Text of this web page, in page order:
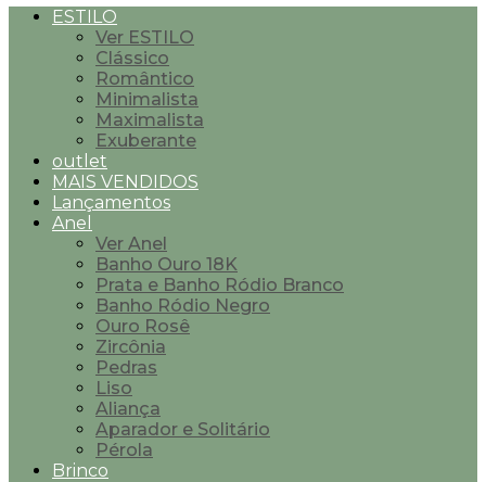
ESTILO
Ver ESTILO
Clássico
Romântico
Minimalista
Maximalista
Exuberante
outlet
MAIS VENDIDOS
Lançamentos
Anel
Ver Anel
Banho Ouro 18K
Prata e Banho Ródio Branco
Banho Ródio Negro
Ouro Rosê
Zircônia
Pedras
Liso
Aliança
Aparador e Solitário
Pérola
Brinco